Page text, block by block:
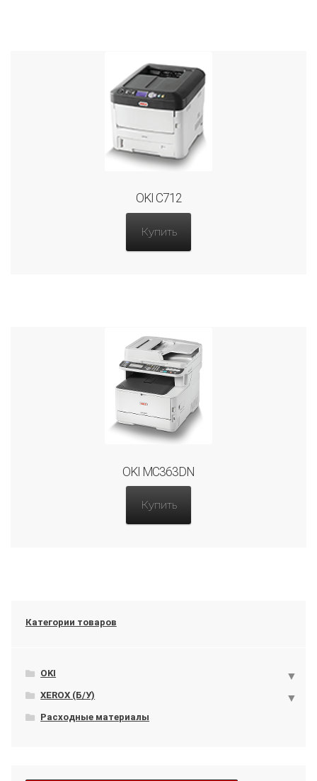
OKI C712
Купить
OKI MC363DN
Купить
Категории товаров
OKI
XEROX (Б/У)
Расходные материалы